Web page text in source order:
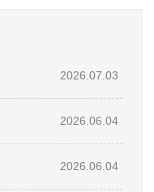
2026.07.03
2026.06.04
2026.06.04